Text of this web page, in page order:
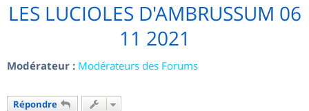
LES LUCIOLES D'AMBRUSSUM 06
11 2021
Modérateur : Modérateurs des Forums
Répondre